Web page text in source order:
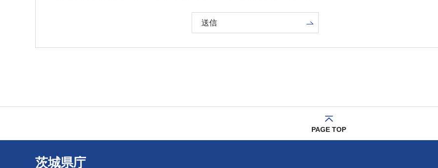
PAGE TOP
茨城県庁